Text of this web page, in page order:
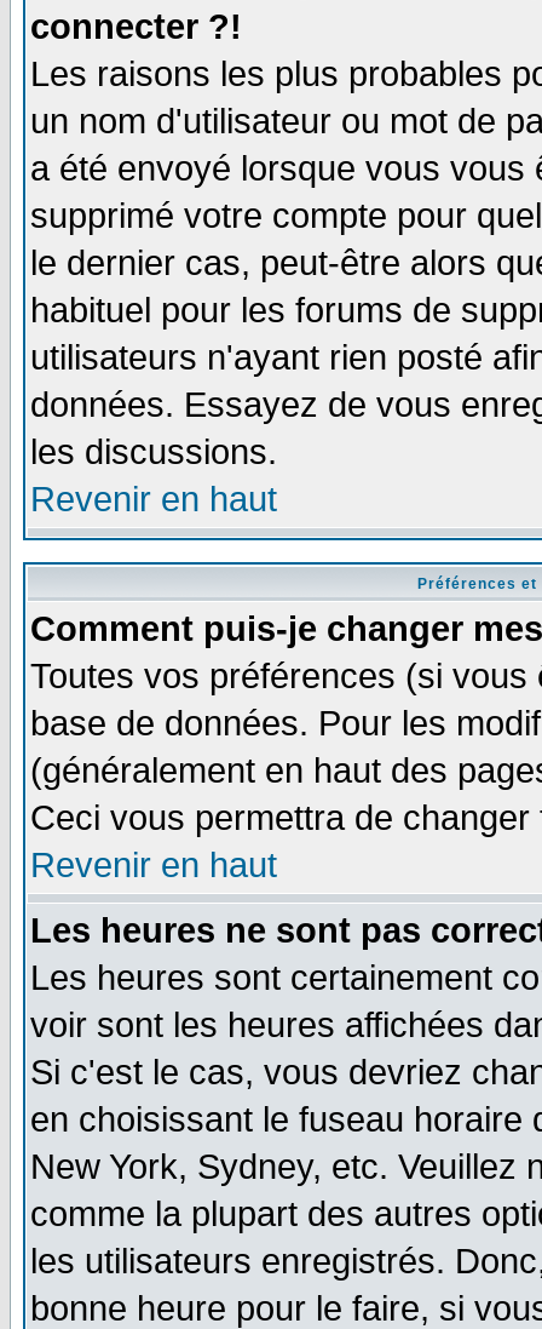
connecter ?!
Les raisons les plus probables
un nom d'utilisateur ou mot de
a été envoyé lorsque vous
supprimé votre compte pour
le dernier cas, peut-être alors
habituel pour les forums de
utilisateurs n'ayant rien posté
données. Essayez de vous
les discussions.
Revenir en haut
Préférences
Comment puis-je changer
Toutes vos préférences (si
base de données. Pour les
(généralement en haut des
Ceci vous permettra de
Revenir en haut
Les heures ne sont pas
Les heures sont certainement
voir sont les heures affichées
Si c'est le cas, vous devriez
en choisissant le fuseau
New York, Sydney, etc. Veuillez
comme la plupart des autres
les utilisateurs enregistrés.
bonne heure pour le faire, si